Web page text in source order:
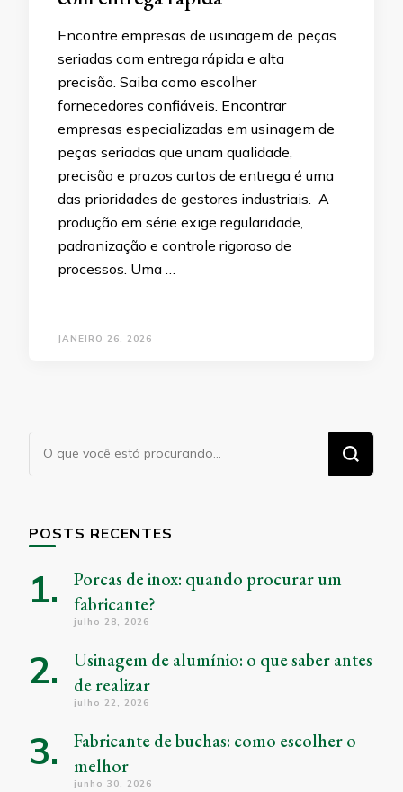
Encontre empresas de usinagem de peças
seriadas com entrega rápida e alta
precisão. Saiba como escolher
fornecedores confiáveis. Encontrar
empresas especializadas em usinagem de
peças seriadas que unam qualidade,
precisão e prazos curtos de entrega é uma
das prioridades de gestores industriais. A
produção em série exige regularidade,
padronização e controle rigoroso de
processos. Uma …
JANEIRO 26, 2026
Procurando
algo?
POSTS RECENTES
Porcas de inox: quando procurar um
fabricante?
julho 28, 2026
Usinagem de alumínio: o que saber antes
de realizar
julho 22, 2026
Fabricante de buchas: como escolher o
melhor
junho 30, 2026